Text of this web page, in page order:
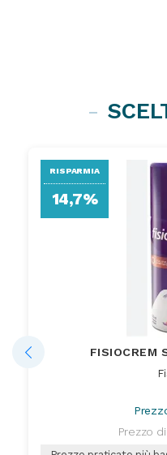
FISIOCREM
Prezzo
RISPARMIA
14,7%